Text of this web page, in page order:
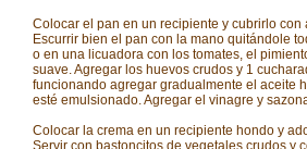
Colocar el pan en un recipiente y cubrirlo
Escurrir bien el pan con la mano quitándole
o en una licuadora con los tomates, el
suave. Agregar los huevos crudos y 1
funcionando agregar gradualmente el aceite
esté emulsionado. Agregar el vinagre y
Colocar la crema en un recipiente hondo y
Servir con bastoncitos de vegetales crudos y